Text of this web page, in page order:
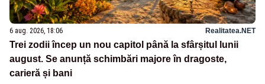
6 aug. 2026, 18:06 Realitatea.NET
Trei zodii încep un nou capitol până la sfârșitul lunii
august. Se anunță schimbări majore în dragoste,
carieră și bani